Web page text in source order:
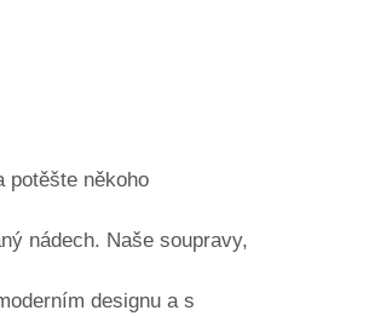
potěšte někoho
nádech. Naše soupravy,
designu a s